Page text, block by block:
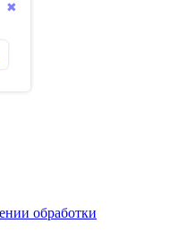
✖
обработки